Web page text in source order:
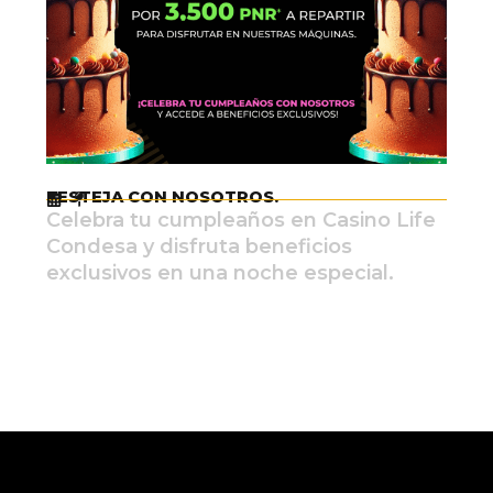
FESTEJA CON NOSOTROS.
Celebra tu cumpleaños en Casino Life
Condesa y disfruta beneficios
exclusivos en una noche especial.